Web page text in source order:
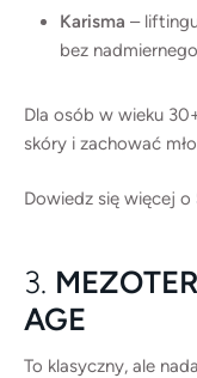
Karisma –
bez
Dla osób w wieku
skóry i zachować
Dowiedz się więcej o
3.
AGE
To klasyczny, ale